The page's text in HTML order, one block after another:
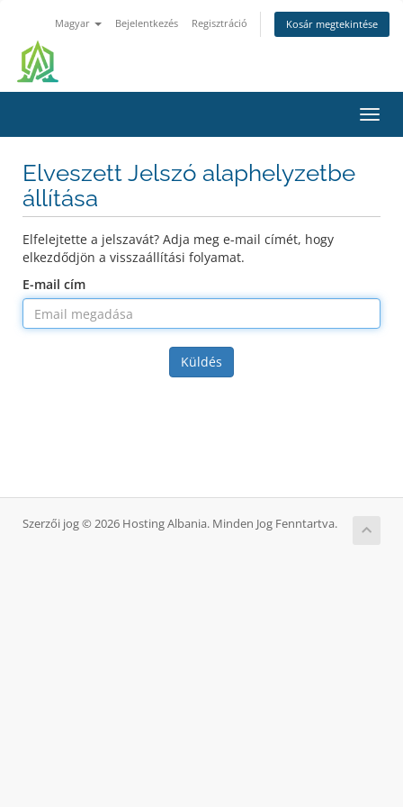
Magyar Bejelentkezés Regisztráció Kosár megtekintése
a
Elveszett Jelszó alaphelyzetbe
állítása
Elfelejtette a jelszavát? Adja meg e-mail címét, hogy
elkezdődjön a visszaállítási folyamat.
E-mail cím
Küldés
Szerzői jog © 2026 Hosting Albania. Minden Jog Fenntartva.